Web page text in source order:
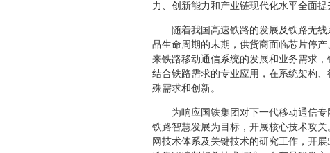
力、创新能力和产业链现代化水平全面
随着我国高速铁路的发展及铁路无
品生命周期的末期，供货商面临芯片停
来铁路移动通信系统的发展和业务需求
结合铁路需求的专业应用，在系统架构
殊需求和创新。
为响应国铁集团对下一代移动通信
铁路智慧发展为目标，开展核心技术攻
网技术体系及关键技术的研究工作，开